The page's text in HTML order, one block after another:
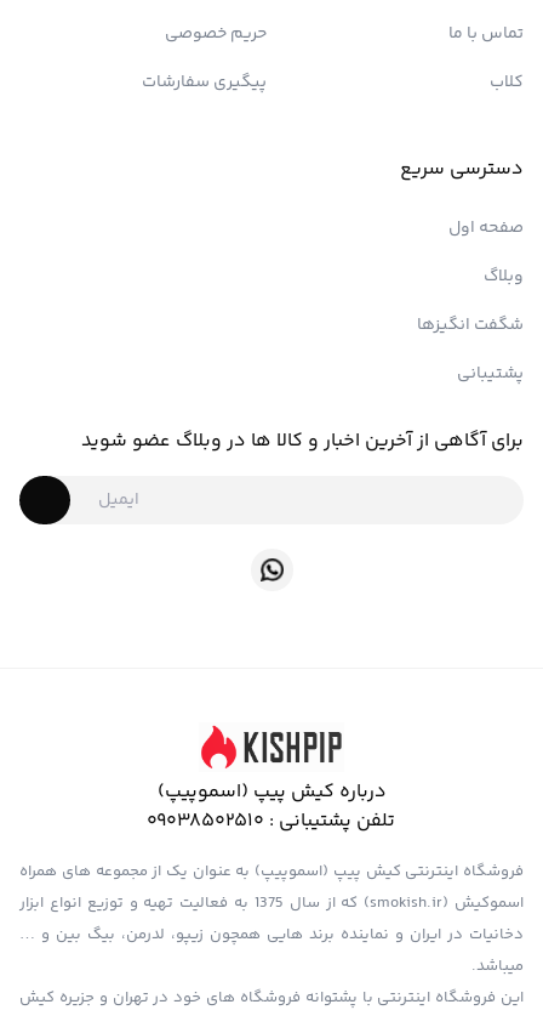
تماس با ما
کلاب
حریم خصوصی
پیگیری سفارشات
دسترسی سریع
صفحه اول
وبلاگ
شگفت انگیزها
پشتیبانی
برای آگاهی از آخرین اخبار و کالا ها در وبلاگ عضو شوید
درباره کیش پیپ (اسموپیپ)
تلفن پشتیبانی : 09038502510
فروشگاه اینترنتی کیش پیپ (اسموپیپ) به عنوان یک از مجموعه های همراه
اسموکیش (smokish.ir) که از سال 1375 به فعالیت تهیه و توزیع انواع ابزار
دخانیات در ایران و نماینده برند هایی همچون زیپو، لدرمن، بیگ بین و …
میباشد.
این فروشگاه اینترنتی با پشتوانه فروشگاه های خود در تهران و جزیره کیش